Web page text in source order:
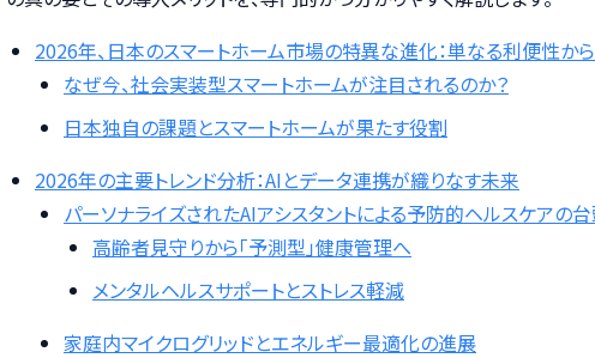
2026年、日本のスマートホーム市場の特異な進化：単なる利便性か
なぜ今、社会実装型スマートホームが注目されるのか？
日本独自の課題とスマートホームが果たす役割
2026年の主要トレンド分析：AIとデータ連携が織りなす未来
パーソナライズされたAIアシスタントによる予防的ヘルスケアの
高齢者見守りから「予測型」健康管理へ
メンタルヘルスサポートとストレス軽減
家庭内マイクログリッドとエネルギー最適化の進展